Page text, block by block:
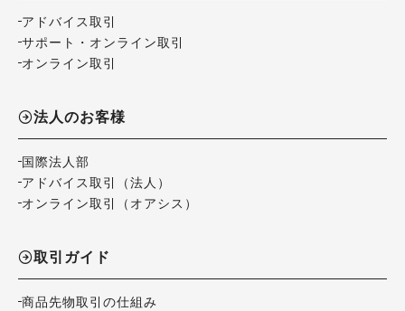
アドバイス取引
サポート・オンライン取引
オンライン取引
法人のお客様
国際法人部
アドバイス取引（法人）
オンライン取引（オアシス）
取引ガイド
商品先物取引の仕組み